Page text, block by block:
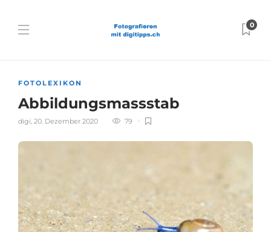
0
FOTOLEXIKON
Abbildungsmassstab
digi, 20. Dezember 2020 79